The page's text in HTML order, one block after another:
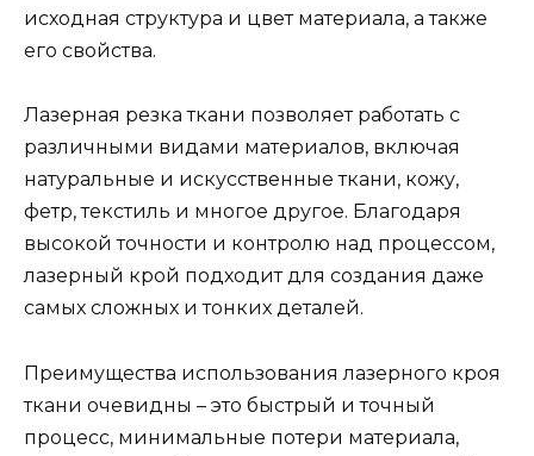
исходная структура и цвет материала, а также
его свойства.
Лазерная резка ткани позволяет работать с
различными видами материалов, включая
натуральные и искусственные ткани, кожу,
фетр, текстиль и многое другое. Благодаря
высокой точности и контролю над процессом,
лазерный крой подходит для создания даже
самых сложных и тонких деталей.
Преимущества использования лазерного кроя
ткани очевидны – это быстрый и точный
процесс, минимальные потери материала,